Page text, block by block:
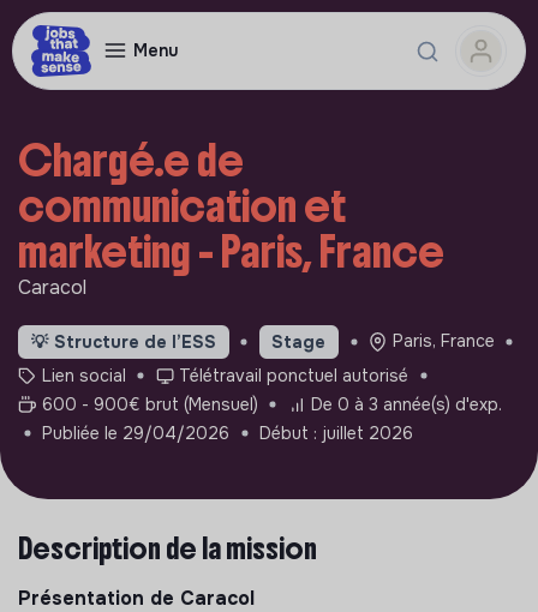
Menu
Chargé.e de
communication et
marketing - Paris, France
Caracol
💡 Structure de l’ESS Stage
Paris, France
Lien social
Télétravail ponctuel autorisé
600 - 900€ brut (Mensuel)
De 0 à 3 année(s) d'exp.
Publiée le 29/04/2026
Début : juillet 2026
Description de la mission
Présentation de Caracol